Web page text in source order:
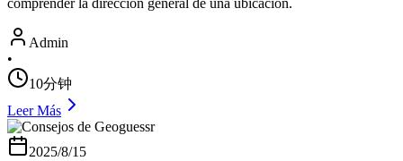
comprender la dirección general de una ubicación.
Admin
•
10分钟
Leer Más
2025/8/15